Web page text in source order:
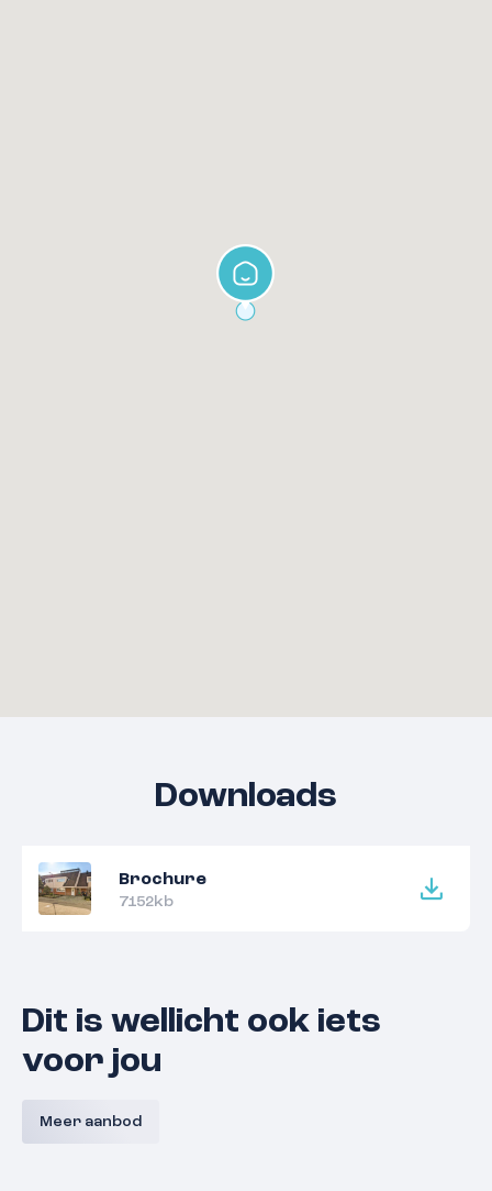
Downloads
Brochure
7152kb
Dit is wellicht ook iets
voor jou
Meer aanbod
Portier l Iris l Bouwnummer 19
€ 470.000,- v.o.n.